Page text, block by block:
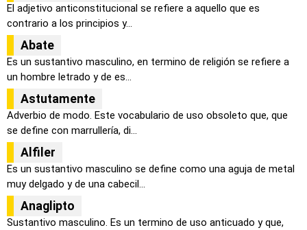
El adjetivo anticonstitucional se refiere a aquello que es
contrario a los principios y...
Abate
Es un sustantivo masculino, en termino de religión se refiere a
un hombre letrado y de es...
Astutamente
Adverbio de modo. Este vocabulario de uso obsoleto que, que
se define con marrullería, di...
Alfiler
Es un sustantivo masculino se define como una aguja de metal
muy delgado y de una cabecil...
Anaglipto
Sustantivo masculino. Es un termino de uso anticuado y que,